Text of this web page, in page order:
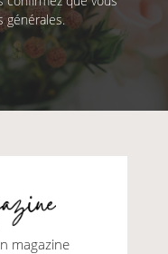
générales.
magazine